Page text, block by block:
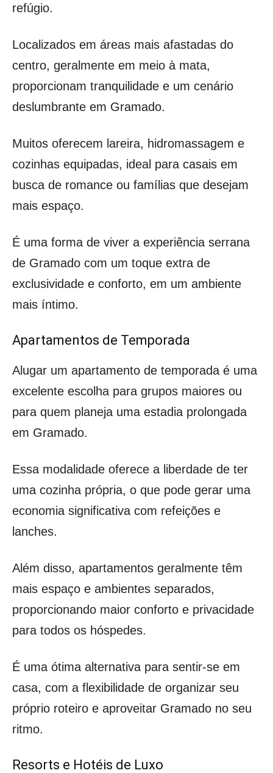
refúgio.
Localizados em áreas mais afastadas do
centro, geralmente em meio à mata,
proporcionam tranquilidade e um cenário
deslumbrante em Gramado.
Muitos oferecem lareira, hidromassagem e
cozinhas equipadas, ideal para casais em
busca de romance ou famílias que desejam
mais espaço.
É uma forma de viver a experiência serrana
de Gramado com um toque extra de
exclusividade e conforto, em um ambiente
mais íntimo.
Apartamentos de Temporada
Alugar um apartamento de temporada é uma
excelente escolha para grupos maiores ou
para quem planeja uma estadia prolongada
em Gramado.
Essa modalidade oferece a liberdade de ter
uma cozinha própria, o que pode gerar uma
economia significativa com refeições e
lanches.
Além disso, apartamentos geralmente têm
mais espaço e ambientes separados,
proporcionando maior conforto e privacidade
para todos os hóspedes.
É uma ótima alternativa para sentir-se em
casa, com a flexibilidade de organizar seu
próprio roteiro e aproveitar Gramado no seu
ritmo.
Resorts e Hotéis de Luxo